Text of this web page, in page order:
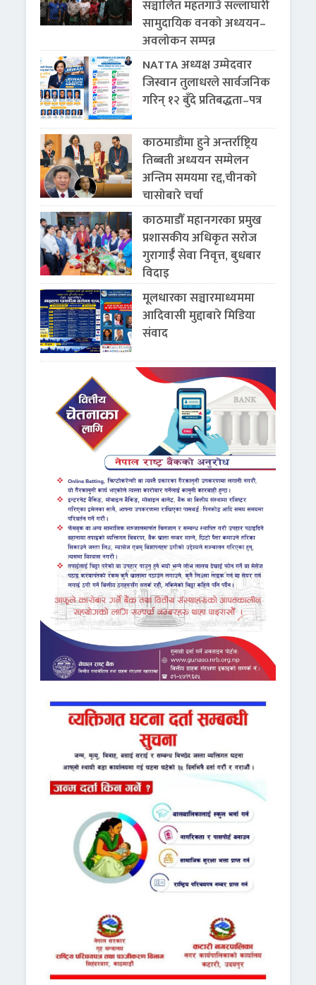
सञ्चालित महतगाउँ सल्लाघारी
सामुदायिक वनको अध्ययन–
अवलोकन सम्पन्न
NATTA अध्यक्ष उम्मेदवार
जिस्वान तुलाधरले सार्वजनिक
गरिन् १२ बुँदे प्रतिबद्धता–पत्र
काठमाडौंमा हुने अन्तर्राष्ट्रिय
तिब्बती अध्ययन सम्मेलन
अन्तिम समयमा रद्द,चीनको
चासोबारे चर्चा
काठमाडौँ महानगरका प्रमुख
प्रशासकीय अधिकृत सरोज
गुरागाईँ सेवा निवृत्त, बुधबार
विदाइ
मूलधारका सञ्चारमाध्यममा
आदिवासी मुद्दाबारे मिडिया
संवाद